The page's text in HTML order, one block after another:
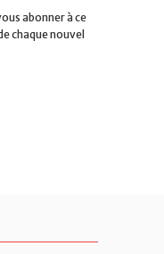
abonner à ce
chaque nouvel